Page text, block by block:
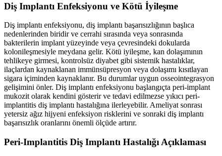
Diş Implantı Enfeksiyonu ve Kötü İyileşme
Diş implantı enfeksiyonu, diş implantı başarısızlığının başlıca
nedenlerinden biridir ve cerrahi sırasında veya sonrasında
bakterilerin implant yüzeyinde veya çevresindeki dokularda
kolonileşmesiyle meydana gelir. Kötü iyileşme, kan dolaşımının
tehlikeye girmesi, kontrolsüz diyabet gibi sistemik hastalıklar,
ilaçlardan kaynaklanan immünsüpresyon veya dolaşımı kısıtlayan
sigara içiminden kaynaklanır. Bu durumlar uygun osseointegrasyon
gelişimini önler. Diş implantı enfeksiyonu başlangıçta peri-implant
mukozit olarak kendini gösterir ve tedavi edilmezse yıkıcı peri-
implantitis diş implantı hastalığına ilerleyebilir. Ameliyat sonrası
yetersiz ağız hijyeni enfeksiyon risklerini ve sonraki diş implantı
başarısızlık oranlarını önemli ölçüde artırır.
Peri-Implantitis Diş Implantı Hastalığı Açıklaması